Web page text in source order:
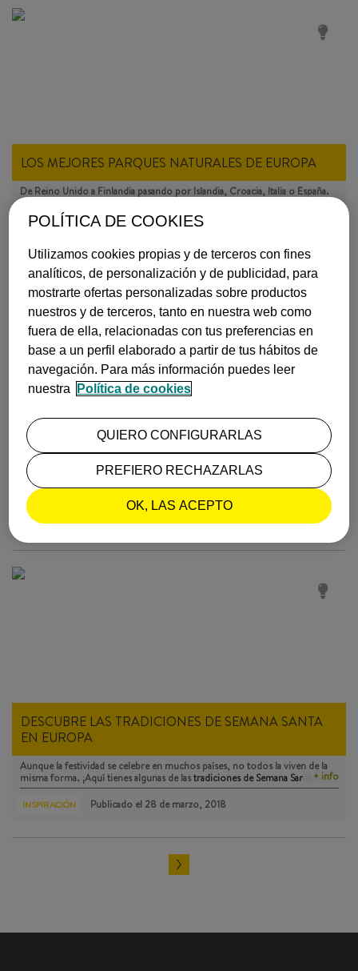
LOS MEJORES PARQUES NATURALES DE EUROPA
De Reino Unido a Finlandia pasando por Islandia, Croacia, Italia o España.
Europa está salpicada de impresionantes parques naturales, algunos de
ellos Patrimonio de la Humanidad por la UNESCO.
+ info
INSPIRACIÓN Publicado el02 de mayo, 2022
VIAJA A LAPONIA EN FAMILIA PARA VER A PAPÁ
NOEL (Y MÁS COSAS)
¿Tus peques sueñan con conocer a Papá Noel? Pon rumbo con la familia a
Rovaniemi, el pueblo de Santa Claus. Descubrirás además que en Laponia
(Finlandia) hay muchísimos que ver y hacer, ¡alucinarán!
+ info
INSPIRACIÓN
DESCUBRE LAS TRADICIONES DE SEMANA SANTA
EN EUROPA
Aunque la festividad se celebre en muchos países, no todos la viven de la
misma forma. ¡Aquí tienes algunas de lastradiciones de Semana Santa
más
peculiares!
+ info
INSPIRACIÓN Publicado el 28 de marzo, 2018
POLÍTICA DE COOKIES
Utilizamos cookies propias y de terceros con fines
analíticos, de personalización y de publicidad, para
mostrarte ofertas personalizadas sobre productos
nuestros y de terceros, tanto en nuestra web como
fuera de ella, relacionadas con tus preferencias en
base a un perfil elaborado a partir de tus hábitos de
navegación. Para más información puedes leer
nuestra
Política de cookies
PREFIERO RECHAZARLAS
OK, LAS ACEPTO
QUIERO CONFIGURARLAS